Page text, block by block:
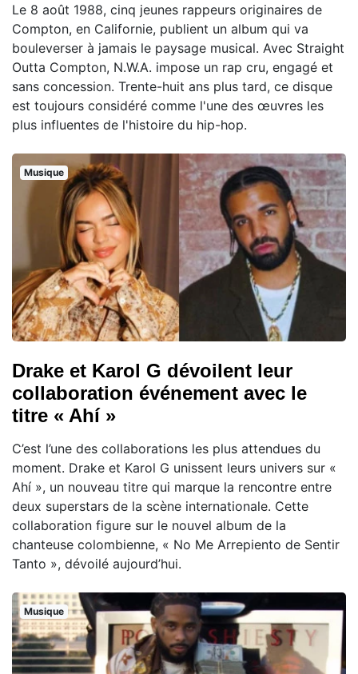
Le 8 août 1988, cinq jeunes rappeurs originaires de
Compton, en Californie, publient un album qui va
bouleverser à jamais le paysage musical. Avec Straight
Outta Compton, N.W.A. impose un rap cru, engagé et
sans concession. Trente-huit ans plus tard, ce disque
est toujours considéré comme l'une des œuvres les
plus influentes de l'histoire du hip-hop.
Musique
Drake et Karol G dévoilent leur
collaboration événement avec le
titre « Ahí »
C’est l’une des collaborations les plus attendues du
moment. Drake et Karol G unissent leurs univers sur «
Ahí », un nouveau titre qui marque la rencontre entre
deux superstars de la scène internationale. Cette
collaboration figure sur le nouvel album de la
chanteuse colombienne, « No Me Arrepiento de Sentir
Tanto », dévoilé aujourd’hui.
Musique